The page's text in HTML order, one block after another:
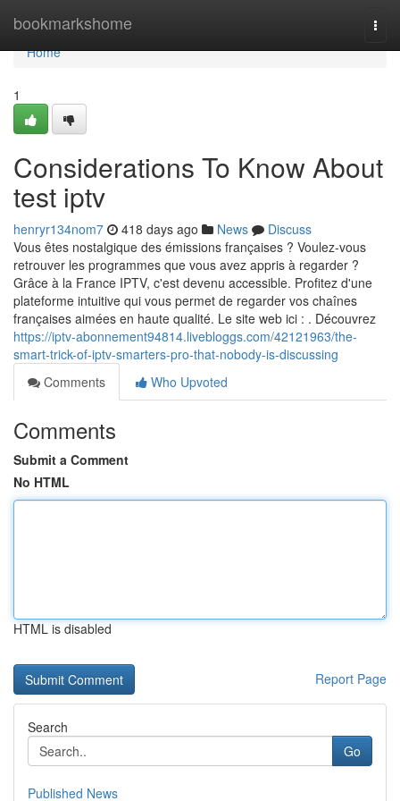
bookmarkshome
Home
Home
1
Considerations To Know About
test iptv
henryr134nom7 418 days ago News
Discuss
Vous êtes nostalgique des émissions françaises ? Voulez-vous
retrouver les programmes que vous avez appris à regarder ?
Grâce à la France IPTV, c'est devenu accessible. Profitez d'une
plateforme intuitive qui vous permet de regarder vos chaînes
françaises aimées en haute qualité. Le site web ici : . Découvrez
https://iptv-abonnement94814.livebloggs.com/42121963/the-
smart-trick-of-iptv-smarters-pro-that-nobody-is-discussing
Comments
Who Upvoted
Comments
Submit a Comment
No HTML
HTML is disabled
Report Page
Search
Go
Published News